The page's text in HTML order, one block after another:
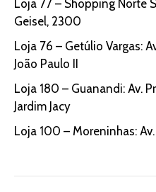
Loja 77 – Shopping Norte
Geisel, 2300
Loja 76 – Getúlio Vargas:
João Paulo II
Loja 180 – Guanandi: Av.
Jardim Jacy
Loja 100 – Moreninhas: